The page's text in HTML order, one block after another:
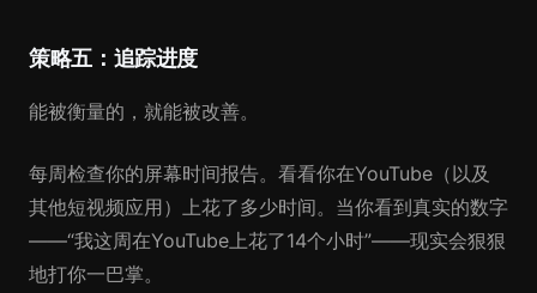
策略五：追踪进度
能被衡量的，就能被改善。
每周检查你的屏幕时间报告。看看你在YouTube（以及
其他短视频应用）上花了多少时间。当你看到真实的数字
——“我这周在YouTube上花了14个小时”——现实会狠狠
地打你一巴掌。